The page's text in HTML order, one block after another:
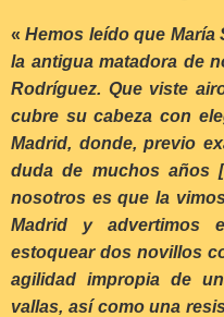
«Hemos leído que María
la antigua matadora de
Rodríguez. Que viste
cubre su cabeza con
Madrid, donde, previo
duda de muchos años
nosotros es que la
Madrid y advertimos
estoquear dos novillos
agilidad impropia de
vallas, así como una